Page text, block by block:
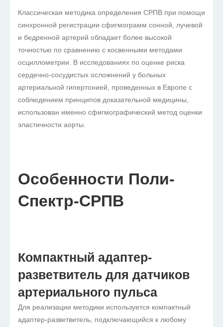
Классическая методика определения СРПВ при помощи
синхронной регистрации сфигмограмм сонной, лучевой
и бедренной артерий обладает более высокой
точностью по сравнению с косвенными методами
осциллометрии. В исследованиях по оценке риска
сердечно-сосудистых осложнений у больных
артериальной гипертонией, проведенных в Европе с
соблюдением принципов доказательной медицины,
использован именно сфигмографический метод оценки
эластичности аорты.
Особенности Поли-
Спектр-СРПВ
Компактный адаптер-
разветвитель для датчиков
артериального пульса
Для реализации методики используется компактный
адаптер-разветвитель, подключающийся к любому